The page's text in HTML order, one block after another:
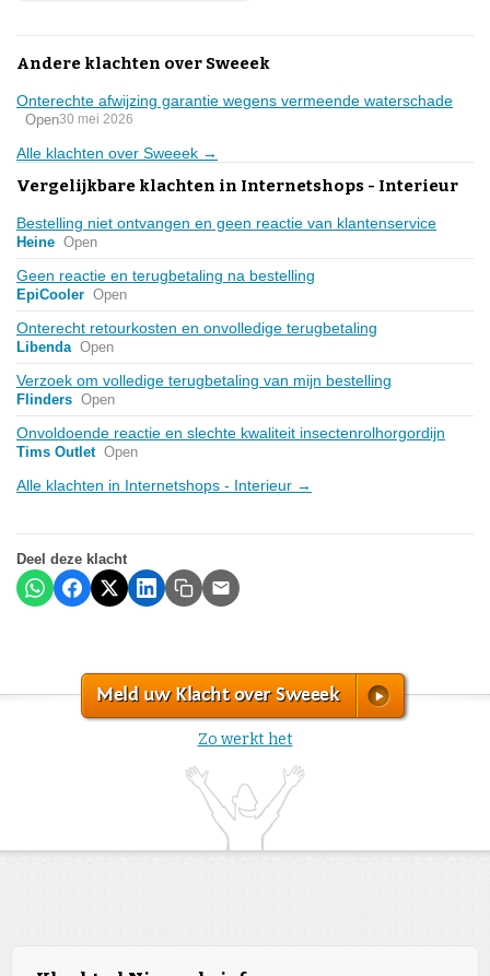
Andere klachten over Sweeek
Onterechte afwijzing garantie wegens vermeende waterschade
Open30 mei 2026
Alle klachten over Sweeek →
Vergelijkbare klachten in Internetshops - Interieur
Bestelling niet ontvangen en geen reactie van klantenservice
Heine Open
Geen reactie en terugbetaling na bestelling
EpiCooler Open
Onterecht retourkosten en onvolledige terugbetaling
Libenda Open
Verzoek om volledige terugbetaling van mijn bestelling
Flinders Open
Onvoldoende reactie en slechte kwaliteit insectenrolhorgordijn
Tims Outlet Open
Alle klachten in Internetshops - Interieur →
Deel deze klacht
Meld uw Klacht over Sweeek
Zo werkt het